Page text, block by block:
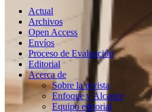
Actual
Archivos
Open Access
Envíos
Proceso de Evaluación
Editorial
Acerca de
Sobre la revista
Enfoque y Alcance
Equipo editorial